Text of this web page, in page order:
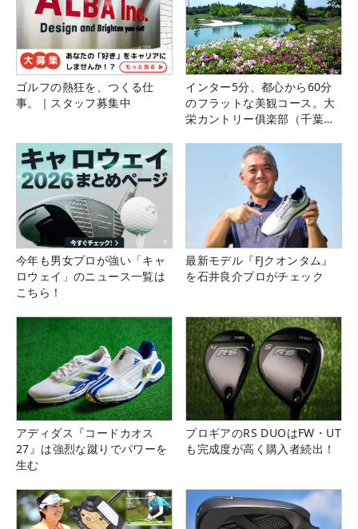
ゴルフの熱狂を、つくる仕
事。｜スタッフ募集中
インター5分、都心から60分
のフラットな美観コース。大
栄カントリー俱楽部（千葉
今年も男女プロが強い「キャ
ロウェイ」のニュース一覧は
こちら！
最新モデル『FJクオンタム』
を石井良介プロがチェック
アディダス『コードカオス
27』は強烈な蹴りでパワーを
生む
プロギアのRS DUOはFW・UT
も完成度が高く購入者続出！